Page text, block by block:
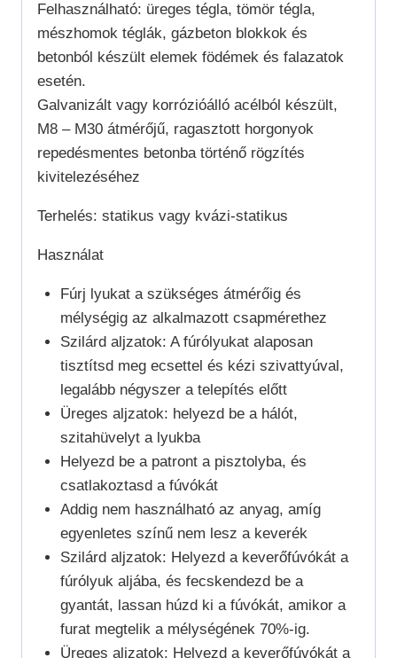
Felhasználható: üreges tégla, tömör tégla,
mészhomok téglák, gázbeton blokkok és
betonból készült elemek födémek és falazatok
esetén.
Galvanizált vagy korrózióálló acélból készült,
M8 – M30 átmérőjű, ragasztott horgonyok
repedésmentes betonba történő rögzítés
kivitelezéséhez
Terhelés: statikus vagy kvázi-statikus
Használat
Fúrj lyukat a szükséges átmérőig és
mélységig az alkalmazott csapmérethez
Szilárd aljzatok: A fúrólyukat alaposan
tisztítsd meg ecsettel és kézi szivattyúval,
legalább négyszer a telepítés előtt
Üreges aljzatok: helyezd be a hálót,
szitahüvelyt a lyukba
Helyezd be a patront a pisztolyba, és
csatlakoztasd a fúvókát
Addig nem használható az anyag, amíg
egyenletes színű nem lesz a keverék
Szilárd aljzatok: Helyezd a keverőfúvókát a
fúrólyuk aljába, és fecskendezd be a
gyantát, lassan húzd ki a fúvókát, amikor a
furat megtelik a mélységének 70%-ig.
Üreges aljzatok: Helyezd a keverőfúvókát a